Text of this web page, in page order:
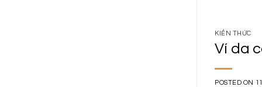
KIẾN THỨC
Ví da
POSTED ON